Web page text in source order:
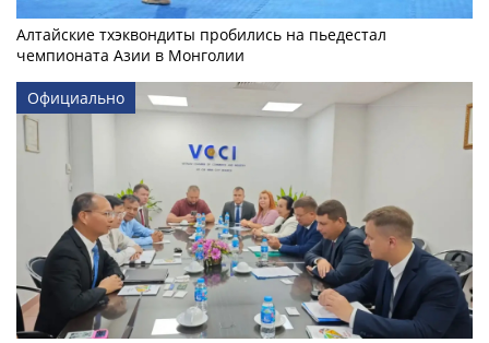
Алтайские тхэквондиты пробились на пьедестал
чемпионата Азии в Монголии
Официально